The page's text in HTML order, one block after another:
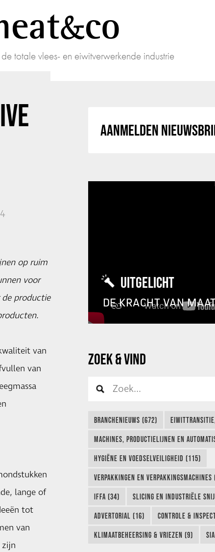
co
totale vlees- en eiwitverwerkende industrie
op ruim
voor
productie
van
van
lange of
tot
van
zijn
AANMELDEN
UITGELICHT
DE KRACHT VAN
ZOEK & VIND
BRANCHENIEUWS (672)
MACHINES, PRODUCTIELIJNEN EN
HYGIËNE EN VOEDSELVEILIGHEID (115)
VERPAKKINGEN EN
IFFA (34) SLICING EN INDUSTRIËLE
ADVERTORIAL (16) CONTROLE &
KLIMAATBEHEERSING & VRIEZEN (9)